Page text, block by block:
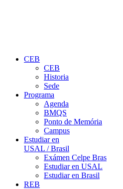
CEB
CEB
Historia
Sede
Programa
Agenda
BMQS
Ponto de Memória
Campus
Estudiar en
USAL / Brasil
Exámen Celpe Bras
Estudiar en USAL
Estudiar en Brasil
REB